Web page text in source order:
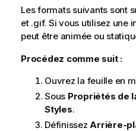
Les formats suivants sont
et .gif. Si vous utilisez une
peut être animée ou
Procédez comme suit :
Ouvrez la feuille en
Sous Propriétés de
Styles.
DéfinissezArrière-